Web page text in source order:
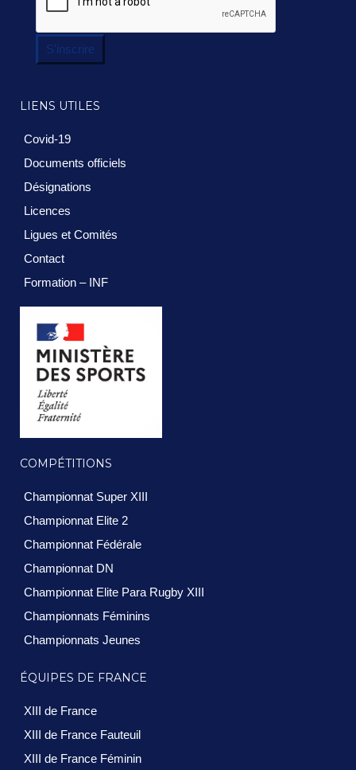
S'inscrire
LIENS UTILES
Covid-19
Documents officiels
Désignations
Licences
Ligues et Comités
Contact
Formation – INF
COMPÉTITIONS
Championnat Super XIII
Championnat Elite 2
Championnat Fédérale
Championnat DN
Championnat Elite Para Rugby XIII
Championnats Féminins
Championnats Jeunes
ÉQUIPES DE FRANCE
XIII de France
XIII de France Fauteuil
XIII de France Féminin